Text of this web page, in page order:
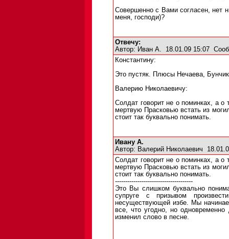
Совершенно с Вами согласен, нет
меня, господи)?
Отвечу:
Автор: Иван А. 18.01.09 15:07
Константину:
Это пустяк. Плюсы Нечаева,
Валерию Николаевичу:
Солдат говорит не о поминках, а
мертвую Прасковью встать из
стоит так буквально понимать.
Ивану А.
Автор: Валерий Николаевич
Солдат говорит не о поминках, а
мертвую Прасковью встать из
стоит так буквально понимать.
--------------------------------------
Это Вы слишком буквально
супруге с призывом
несуществующей избе. Мы
все, что угодно, но
изменил слово в песне.